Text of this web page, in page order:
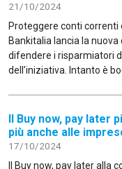
21/10/2024
Proteggere conti correnti
Bankitalia lancia la
difendere i risparmiatori
dell’iniziativa. Intanto è
Il Buy now, pay later
più anche alle
17/10/2024
Il Buy now, pay later alla